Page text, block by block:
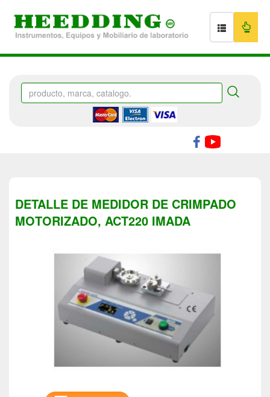
DETALLE DE MEDIDOR DE CRIMPADO
MOTORIZADO, ACT220 IMADA